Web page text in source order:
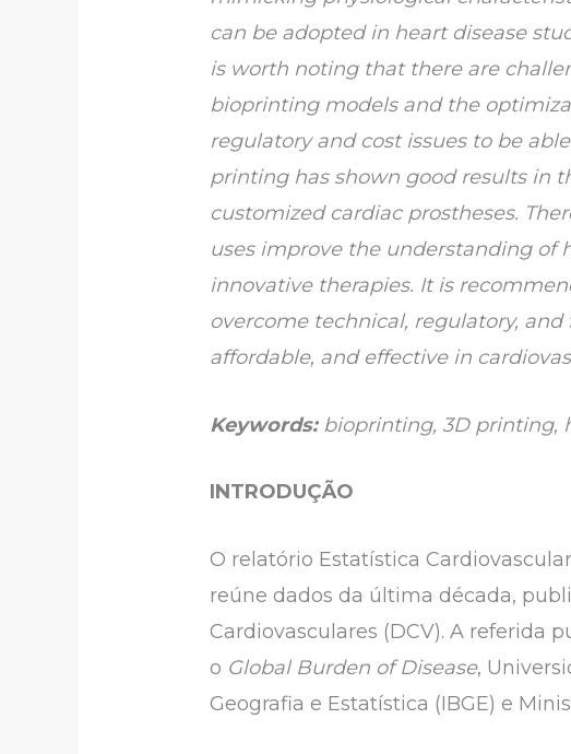
can be adopted in heart disease
is worth noting that there are
bioprinting models and the
regulatory and cost issues to be
printing has shown good results in
customized cardiac prostheses.
uses improve the understanding of
innovative therapies. It is
overcome technical, regulatory,
affordable, and effective in
Keywords: bioprinting, 3D printing,
INTRODUÇÃO
O relatório Estatística
reúne dados da última década,
Cardiovasculares (DCV). A referida
o Global Burden of Disease,
Geografia e Estatística (IBGE) e